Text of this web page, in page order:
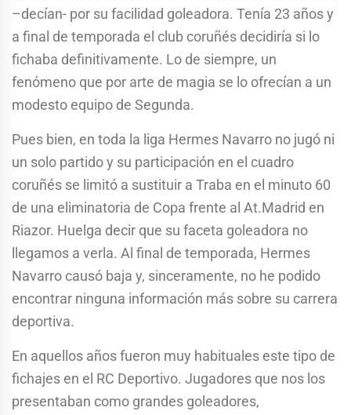
–decían- por su facilidad goleadora. Tenía 23 años y
a final de temporada el club coruñés decidiría si lo
fichaba definitivamente. Lo de siempre, un
fenómeno que por arte de magia se lo ofrecían a un
modesto equipo de Segunda.
Pues bien, en toda la liga Hermes Navarro no jugó ni
un solo partido y su participación en el cuadro
coruñés se limitó a sustituir a Traba en el minuto 60
de una eliminatoria de Copa frente al At.Madrid en
Riazor. Huelga decir que su faceta goleadora no
llegamos a verla. Al final de temporada, Hermes
Navarro causó baja y, sinceramente, no he podido
encontrar ninguna información más sobre su carrera
deportiva.
En aquellos años fueron muy habituales este tipo de
fichajes en el RC Deportivo. Jugadores que nos los
presentaban como grandes goleadores,